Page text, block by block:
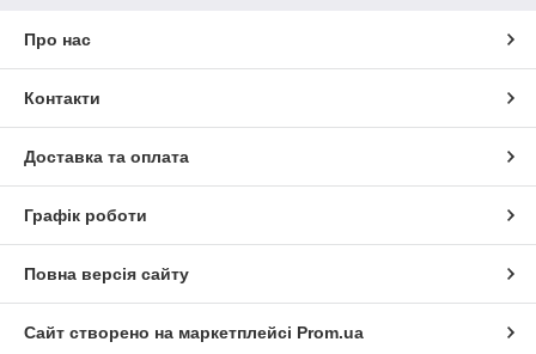
Про нас
Контакти
Доставка та оплата
Графік роботи
Повна версія сайту
Сайт створено на маркетплейсі Prom.ua